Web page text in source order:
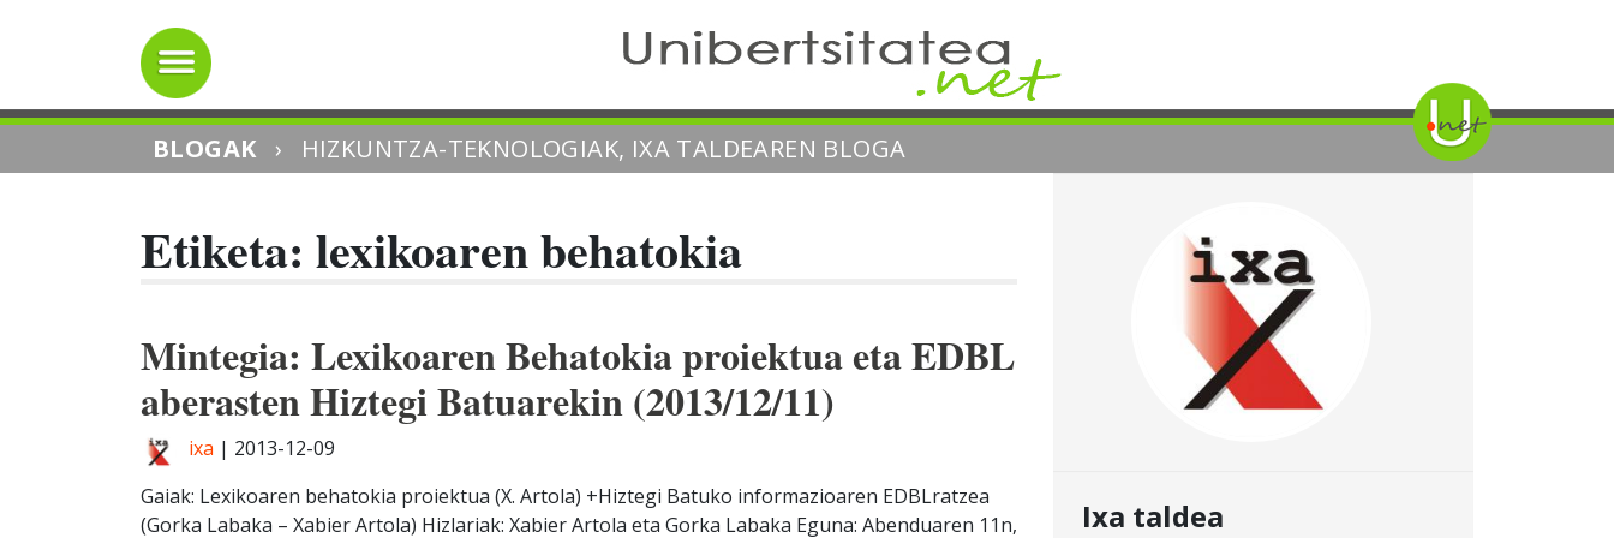
BLOGAK › HIZKUNTZA-TEKNOLOGIAK, IXA TALDEAREN BLOGA
Etiketa: lexikoaren behatokia
Mintegia: Lexikoaren Behatokia proiektua eta EDBL
aberasten Hiztegi Batuarekin (2013/12/11)
ixa | 2013-12-09
Gaiak: Lexikoaren behatokia proiektua (X. Artola) +Hiztegi Batuko informazioaren EDBLratzea
(Gorka Labaka – Xabier Artola) Hizlariak: Xabier Artola eta Gorka Labaka Eguna: Abenduaren 11n,
Ixa taldea